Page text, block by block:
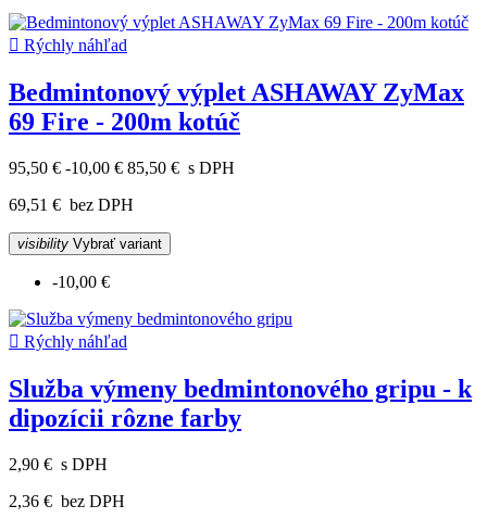
 Rýchly náhľad
Bedmintonový výplet ASHAWAY ZyMax
69 Fire - 200m kotúč
95,50 € -10,00 € 85,50 € s DPH
69,51 € bez DPH
visibility Vybrať variant
-10,00 €
 Rýchly náhľad
Služba výmeny bedmintonového gripu - k
dipozícii rôzne farby
2,90 € s DPH
2,36 € bez DPH